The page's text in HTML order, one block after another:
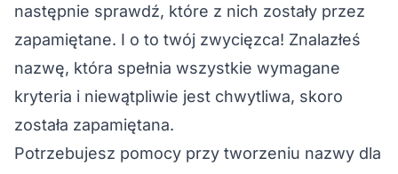
następnie sprawdź, które z nich zostały przez
zapamiętane. I o to twój zwycięzca! Znalazłeś
nazwę, która spełnia wszystkie wymagane
kryteria i niewątpliwie jest chwytliwa, skoro
została zapamiętana.
Potrzebujesz pomocy przy tworzeniu nazwy dla